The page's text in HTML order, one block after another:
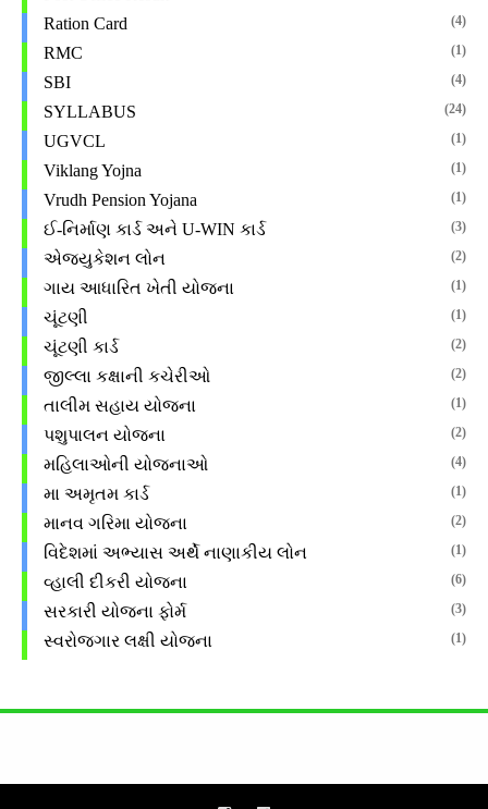
Ration Card (4)
RMC (1)
SBI (4)
SYLLABUS (24)
UGVCL (1)
Viklang Yojna (1)
Vrudh Pension Yojana (1)
ઈ-નિર્માણ કાર્ડ અને U-WIN કાર્ડ (3)
એજ્યુકેશન લોન (2)
ગાય આધારિત ખેતી યોજના (1)
ચૂંટણી (1)
ચૂંટણી કાર્ડ (2)
જીલ્લા કક્ષાની કચેરીઓ (2)
તાલીમ સહાય યોજના (1)
પશુપાલન યોજના (2)
મહિલાઓની યોજનાઓ (4)
મા અમૃતમ કાર્ડ (1)
માનવ ગરિમા યોજના (2)
વિદેશમાં અભ્યાસ અર્થે નાણાકીય લોન (1)
વ્હાલી દીકરી યોજના (6)
સરકારી યોજના ફોર્મ (3)
સ્વરોજગાર લક્ષી યોજના (1)